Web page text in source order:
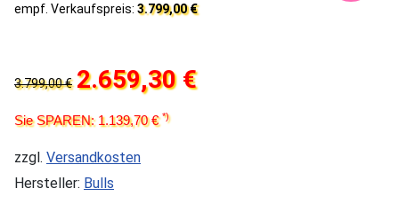
empf. Verkaufspreis: 3.799,00 €
3.799,00 € 2.659,30 €
Sie SPAREN: 1.139,70 €*)
zzgl. Versandkosten
Hersteller: Bulls